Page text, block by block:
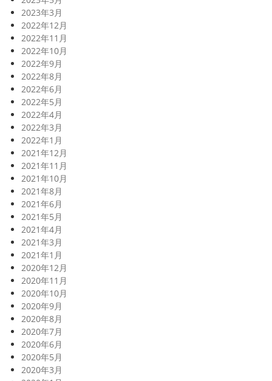
2023年3月
2022年12月
2022年11月
2022年10月
2022年9月
2022年8月
2022年6月
2022年5月
2022年4月
2022年3月
2022年1月
2021年12月
2021年11月
2021年10月
2021年8月
2021年6月
2021年5月
2021年4月
2021年3月
2021年1月
2020年12月
2020年11月
2020年10月
2020年9月
2020年8月
2020年7月
2020年6月
2020年5月
2020年3月